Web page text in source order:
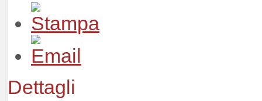
Dettagli